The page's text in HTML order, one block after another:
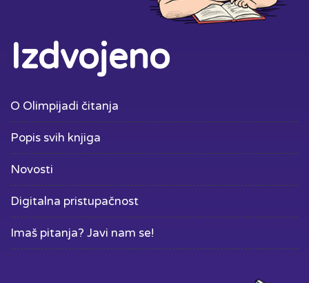
Izdvojeno
O Olimpijadi čitanja
Popis svih knjiga
Novosti
Digitalna pristupačnost
Imaš pitanja? Javi nam se!